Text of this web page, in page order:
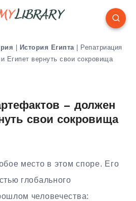
| История Египта | Репатриация
Египет вернуть свои сокровища
— должен
свои сокровища
место в этом споре. Его
глобального
человечества: